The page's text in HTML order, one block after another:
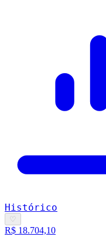
Histórico
♡
R$ 18.704,10